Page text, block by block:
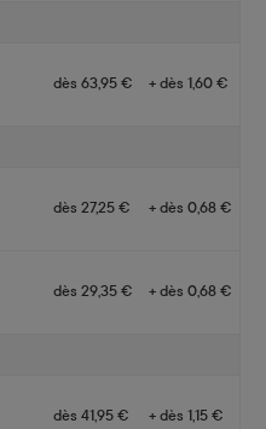
dès 63,95 € + dès 1,60 €
dès 27,25 € + dès 0,68 €
dès 29,35 € + dès 0,68 €
dès 41,95 € + dès 1,15 €